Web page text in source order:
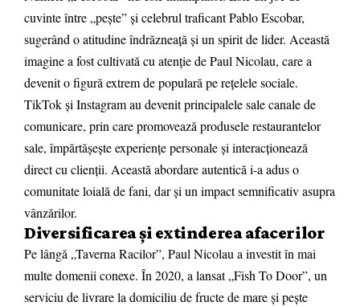
cuvinte între „pește” și celebrul traficant Pablo Escobar,
sugerând o atitudine îndrăzneață și un spirit de lider. Această
imagine a fost cultivată cu atenție de Paul Nicolau, care a
devenit o figură extrem de populară pe rețelele sociale.
TikTok și Instagram au devenit principalele sale canale de
comunicare, prin care promovează produsele restaurantelor
sale, împărtășește experiențe personale și interacționează
direct cu clienții. Această abordare autentică i-a adus o
comunitate loială de fani, dar și un impact semnificativ asupra
vânzărilor.
Diversificarea și extinderea afacerilor
Pe lângă „Taverna Racilor”, Paul Nicolau a investit în mai
multe domenii conexe. În 2020, a lansat „Fish To Door”, un
serviciu de livrare la domiciliu de fructe de mare și pește